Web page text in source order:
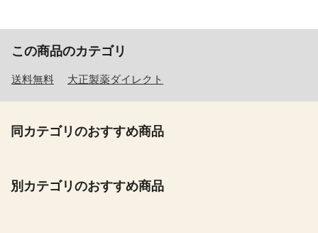
この商品のカテゴリ
送料無料 大正製薬ダイレクト
同カテゴリのおすすめ商品
別カテゴリのおすすめ商品